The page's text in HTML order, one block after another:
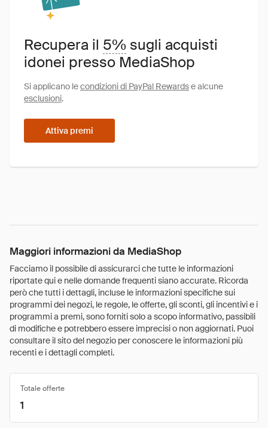
Recupera il 5% sugli acquisti
idonei presso MediaShop
Si applicano lecondizioni di PayPal Rewardse alcune
esclusioni.
Attiva premi
Maggiori informazioni da MediaShop
Facciamo il possibile di assicurarci che tutte le informazioni
riportate qui e nelle domande frequenti siano accurate. Ricorda
però che tutti i dettagli, incluse le informazioni specifiche sui
programmi dei negozi, le regole, le offerte, gli sconti, gli incentivi e i
programmi a premi, sono forniti solo a scopo informativo, passibili
di modifiche e potrebbero essere imprecisi o non aggiornati. Puoi
consultare il sito del negozio per conoscere le informazioni più
recenti e i dettagli completi.
Totale offerte
1